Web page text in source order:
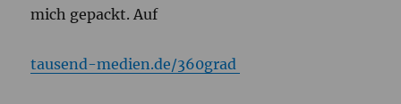
mich gepackt. Auf
tausend-medien.de/360grad